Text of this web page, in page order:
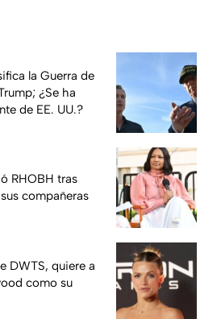
la Guerra de
¿Se ha
de EE. UU.?
RHOBH tras
compañeras
DWTS, quiere a
como su